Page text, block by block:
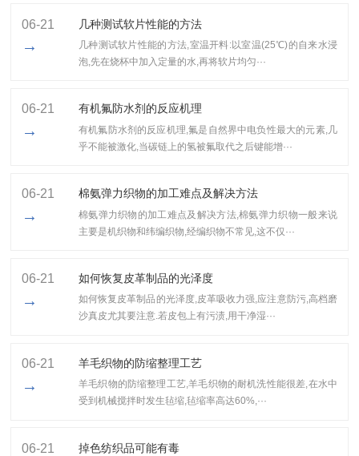
06-21
→
几种测试软片性能的方法
几种测试软片性能的方法,室温开料:以室温(25℃)的自来水浸
泡,先在烧杯中加入定量的水,再将软片均匀···
06-21
→
有机氟防水剂的反应机理
有机氟防水剂的反应机理,氟是自然界中电负性最大的元素,几
乎不能被激化,当碳链上的氢被氟取代之后键能增···
06-21
→
棉氨弹力织物的加工难点及解决方法
棉氨弹力织物的加工难点及解决方法,棉氨弹力织物一般来说
主要是机织物和纬编织物,经编织物不常见,这不仅···
06-21
→
如何恢复皮革制品的光泽度
如何恢复皮革制品的光泽度,皮革吸收力强,应注意防污,高档磨
沙真皮尤其要注意.若皮包上有污渍,用干净湿···
06-21
→
羊毛织物的防缩整理工艺
羊毛织物的防缩整理工艺,​羊毛织物的耐机洗性能很差,在水中
受到机械搅拌时发生毡缩,毡缩率高达60%,···
06-21 掉色纺织品可能有毒